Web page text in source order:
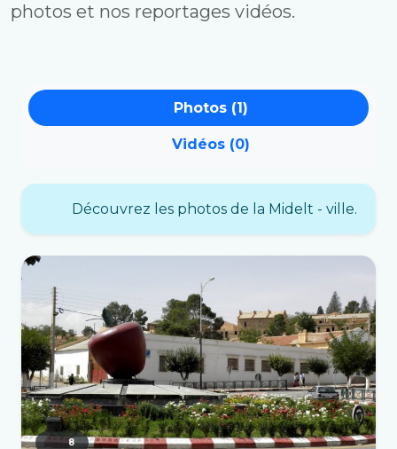
photos et nos reportages vidéos.
Photos (1)
Vidéos (0)
Découvrez les photos de la Midelt - ville.
8